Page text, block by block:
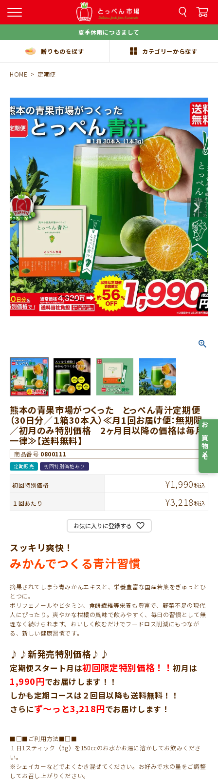
夏季休暇につきまして
贈りものを探す カテゴリーから探す
HOME 定期便
熊本の青果市場がつくった とっぺん青汁定期便
（30日分／１箱30本入）≪月1回お届け便：無期限
／初月のみ特別価格 2ヶ月目以降の価格は毎月
一律≫【送料無料】
商品番号 0800111
定期販売 初回特別価格あり
初回特別価格 ¥1,990税込
１回あたり ¥3,218税込
お気に入りに登録する
スッキリ爽快！
みかんでつくる青汁習慣
摘果されてしまう青みかんエキスと、栄養豊富な国産若葉をぎゅっとひ
とつに。
ポリフェノールやビタミン、食餅繊維等栄養も豊富で、野菜不足の現代
人にぴったり。爽やかな柑橘の風味で飲みやすく、毎日の習慣として無
理なく続けられます。おいしく飲むだけでフードロス削減にもつなが
る、新しい健康習慣です。
♪♪新発売特別価格♪♪
定期便スタート月は初回限定特別価格！！初月は
1,990円でお届けします！！
しかも定期コースは２回目以降も送料無料！！
さらにず～っと3,218円でお届けします！
■□■ご利用方法■□■
１日1スティック（3g）を150ccのお水かお湯に溶かしてお飲みくださ
い。
※シェイカーなどでよくかき混ぜてください。お好みで水の量をご調整
してお召し上がりください。
お買物メモ